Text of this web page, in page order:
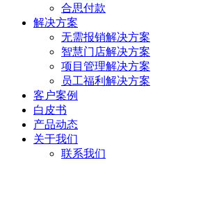
合思付款
解决方案
无需报销解决方案
智慧门店解决方案
项目管理解决方案
员工福利解决方案
客户案例
白皮书
产品动态
关于我们
联系我们